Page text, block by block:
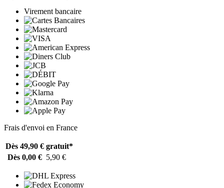
Virement bancaire
Frais d'envoi en France
Dès 49,90 € gratuit*
Dès 0,00 € 5,90 €